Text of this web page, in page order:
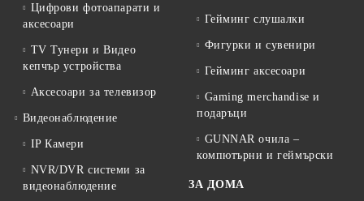
Цифрови фотоапарати и
аксесоари
TV Тунери и Видео
кепчър устройства
Аксесоари за телевизор
Видеонаблюдение
IP Камери
NVR/DVR системи за
видеонаблюдение
Гейминг слушалки
Фигурки и сувенири
Гейминг аксесоари
Gaming merchandise и
подаръци
GUNNAR очила –
компютърни и геймърски
ЗА ДОМА